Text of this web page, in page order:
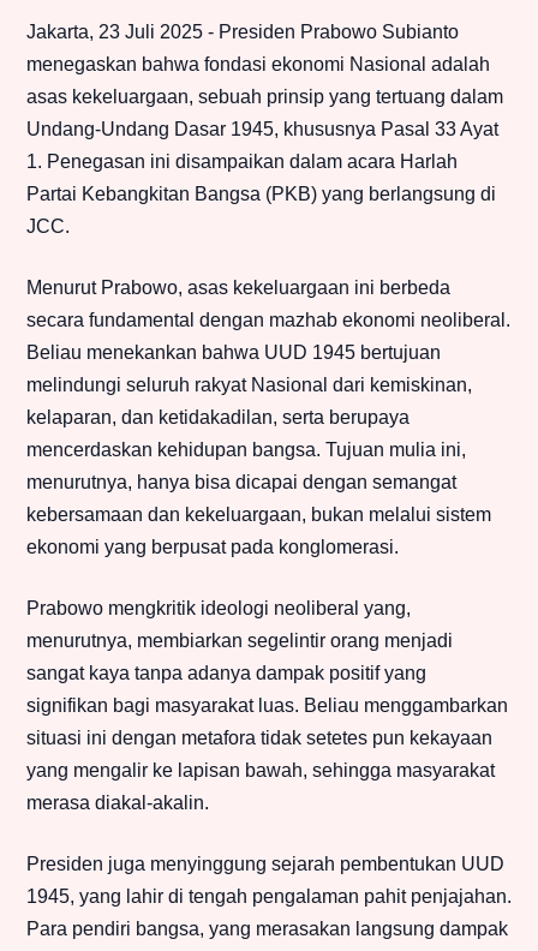
Jakarta, 23 Juli 2025 - Presiden Prabowo Subianto
menegaskan bahwa fondasi ekonomi Nasional adalah
asas kekeluargaan, sebuah prinsip yang tertuang dalam
Undang-Undang Dasar 1945, khususnya Pasal 33 Ayat
1. Penegasan ini disampaikan dalam acara Harlah
Partai Kebangkitan Bangsa (PKB) yang berlangsung di
JCC.
Menurut Prabowo, asas kekeluargaan ini berbeda
secara fundamental dengan mazhab ekonomi neoliberal.
Beliau menekankan bahwa UUD 1945 bertujuan
melindungi seluruh rakyat Nasional dari kemiskinan,
kelaparan, dan ketidakadilan, serta berupaya
mencerdaskan kehidupan bangsa. Tujuan mulia ini,
menurutnya, hanya bisa dicapai dengan semangat
kebersamaan dan kekeluargaan, bukan melalui sistem
ekonomi yang berpusat pada konglomerasi.
Prabowo mengkritik ideologi neoliberal yang,
menurutnya, membiarkan segelintir orang menjadi
sangat kaya tanpa adanya dampak positif yang
signifikan bagi masyarakat luas. Beliau menggambarkan
situasi ini dengan metafora tidak setetes pun kekayaan
yang mengalir ke lapisan bawah, sehingga masyarakat
merasa diakal-akalin.
Presiden juga menyinggung sejarah pembentukan UUD
1945, yang lahir di tengah pengalaman pahit penjajahan.
Para pendiri bangsa, yang merasakan langsung dampak